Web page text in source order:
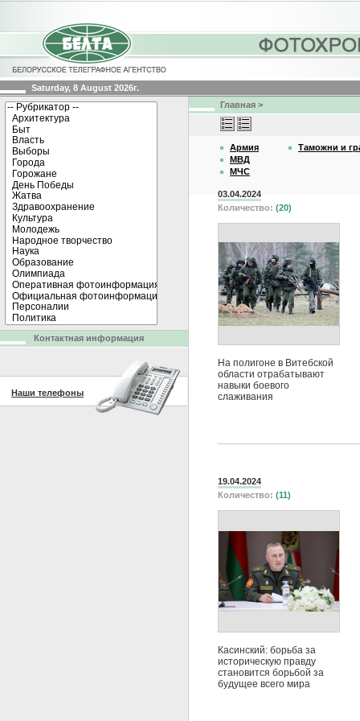
Saturday, 8 August 2026г.
Главная >
Армия
МВД
МЧС
Таможни и
03.04.2024
Количество: (20)
На полигоне в Витебской
области отрабатывают
навыки боевого
слаживания
19.04.2024
Количество: (11)
Касинский: борьба за
историческую правду
становится борьбой за
будущее всего мира
Контактная информация
Наши телефоны